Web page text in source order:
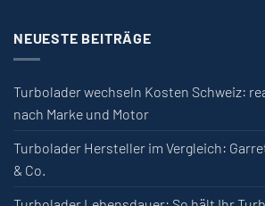
NEUESTE BEITRÄGE
Turbolader wechseln Kosten Schweiz:
nach Marke und Motor
Turbolader Hersteller im Vergleich:
& Co.